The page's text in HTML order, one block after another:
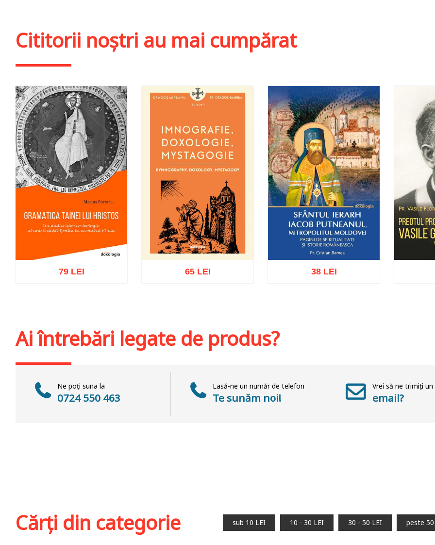
Cititorii noștri au mai cumpărat
79 LEI 65 LEI 38 LEI
Ai întrebări legate de produs?
Ne poți suna la
0724 550 463
Lasă-ne un număr de telefon
Te sunăm noi!
Vrei să ne trimiți un
email?
Cărți din categorie sub 10 LEI 10 - 30 LEI 30 - 50 LEI peste